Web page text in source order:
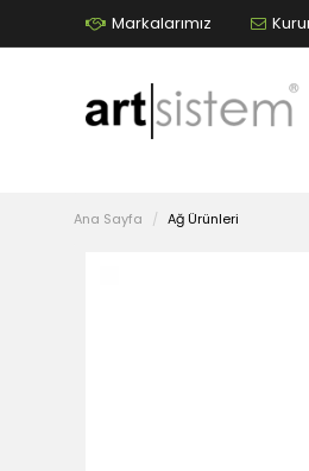
Markalarımız
Ana Sayfa Ağ Ürünleri